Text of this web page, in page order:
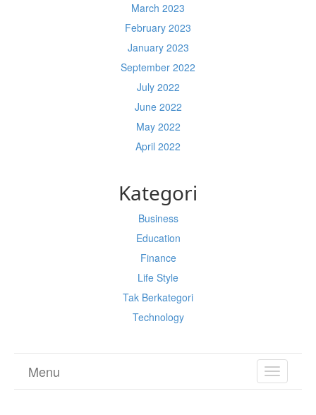
March 2023
February 2023
January 2023
September 2022
July 2022
June 2022
May 2022
April 2022
Kategori
Business
Education
Finance
Life Style
Tak Berkategori
Technology
TOGGLE
Menu